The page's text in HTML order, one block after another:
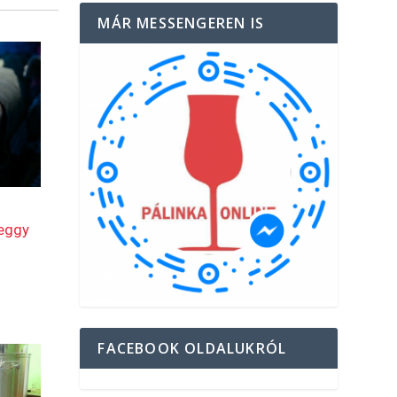
MÁR MESSENGEREN IS
FACEBOOK OLDALUKRÓL